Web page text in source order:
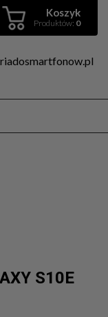
Koszyk
Produktów: 0
S10E